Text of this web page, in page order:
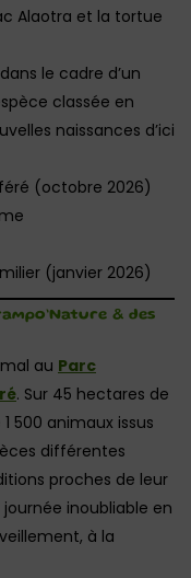
Alaotra et la tortue
le cadre d’un
classée en
naissances d’ici
(octobre 2026)
(janvier 2026)
& des
au Parc
. Sur 45 hectares de
500 animaux issus
différentes
proches de leur
inoubliable en
à la